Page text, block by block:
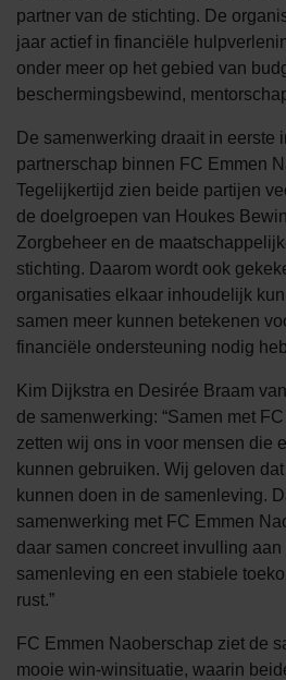
partner van de stichting. De
jaar actief in financiële
onder meer op het gebied van
beschermingsbewind,
De samenwerking draait in eerste
partnerschap binnen FC Emmen
Tegelijkertijd zien beide partijen
de doelgroepen van Houkes
Zorgbeheer en de
stichting. Daarom wordt ook
organisaties elkaar inhoudelijk
samen meer kunnen betekenen
financiële ondersteuning nodig
Kim Dijkstra en Desirée Braam
de samenwerking: “Samen met
zetten wij ons in voor mensen die
kunnen gebruiken. Wij geloven
kunnen doen in de samenleving.
samenwerking met FC Emmen
daar samen concreet invulling
samenleving en een stabiele
rust.”
FC Emmen Naoberschap ziet de
mooie win-winsituatie, waarin